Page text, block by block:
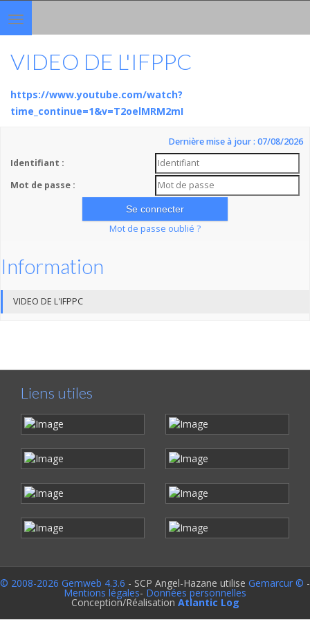
Toggle
navigation
VIDEO DE L'IFPPC
https://www.youtube.com/watch?
time_continue=1&v=T2oelMRM2mI
Dernière mise à jour : 07/08/2026
Identifiant :
Mot de passe :
Mot de passe oublié ?
Information
VIDEO DE L'IFPPC
Liens utiles
© 2008-2026 Gemweb 4.3.6 - SCP Angel-Hazane utilise Gemarcur © -
Mentions légales- Données personnelles
Conception/Réalisation Atlantic Log